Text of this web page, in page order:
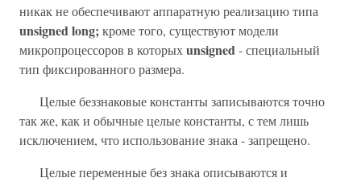
никак не обеспечивают аппаратную реализацию типа
unsigned long;кроме того, существуют модели
микропроцессоров в которыхunsigned- специальный
тип фиксированного размера.
Целые беззнаковые константы записываются точно
так же, как и обычные целые константы, с тем лишь
исключением, что использование знака - запрещено.
Целые переменные без знака описываются и